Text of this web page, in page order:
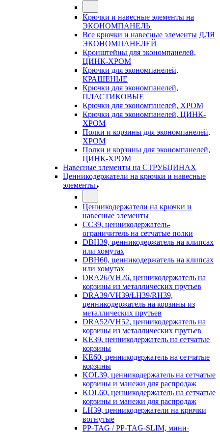
Крючки и навесные элементы на
ЭКОНОМПАНЕЛЬ
Все крючки и навесные элементы ДЛЯ
ЭКОНОМПАНЕЛЕЙ
Кронштейны для экономпанелей,
ЦИНК-ХРОМ
Крючки для экономпанелей,
КРАШЕНЫЕ
Крючки для экономпанелей,
ПЛАСТИКОВЫЕ
Крючки для экономпанелей, ХРОМ
Крючки для экономпанелей, ЦИНК-
ХРОМ
Полки и корзины для экономпанелей,
ХРОМ
Полки и корзины для экономпанелей,
ЦИНК-ХРОМ
Навесные элементы на СТРУБЦИНАХ
Ценникодержатели на крючки и навесные
элементы
Ценникодержатели на крючки и
навесные элементы
CC39, ценникодержатель-
ограничитель на сетчатые полки
DBH39, ценникодержатель на клипсах
или хомутах
DBH60, ценникодержатель на клипсах
или хомутах
DRA26/VH26, ценникодержатель на
корзины из металлических прутьев
DRA39/VH39/LH39/RH39,
ценникодержатель на корзины из
металлических прутьев
DRA52/VH52, ценникодержатель на
корзины из металлических прутьев
KE39, ценникодержатель на сетчатые
корзины
KE60, ценникодержатель на сетчатые
корзины
KOL39, ценникодержатель на сетчатые
корзины и манежи для распродаж
KOL60, ценникодержатель на сетчатые
корзины и манежи для распродаж
LH39, ценникодержатели на крючки
вогнутые
PP-TAG / PP-TAG-SLIM, мини-